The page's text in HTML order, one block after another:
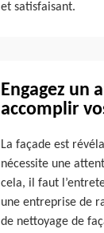
et satisfaisant.
Engagez un
accomplir
La façade est
nécessite une
cela, il faut
une entreprise de
de nettoyage de